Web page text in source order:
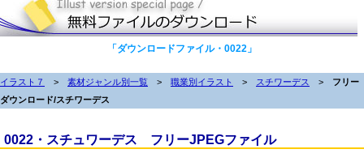
「ダウンロードファイル・0022」
イラスト７ > 素材ジャンル別一覧 > 職業別イラスト > スチワーデス > フリー
ダウンロード/スチワーデス
0022・スチュワーデス フリーJPEGファイル